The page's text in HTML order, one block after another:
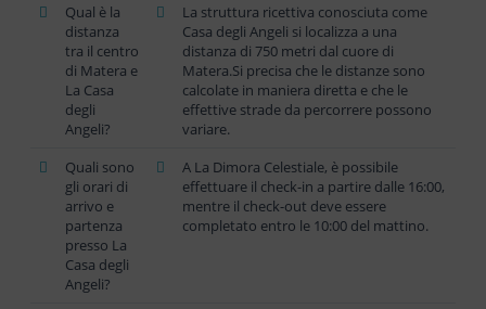
Qual è la
distanza
tra il centro
di Matera e
La Casa
degli
Angeli?
La struttura ricettiva conosciuta come
Casa degli Angeli si localizza a una
distanza di 750 metri dal cuore di
Matera.Si precisa che le distanze sono
calcolate in maniera diretta e che le
effettive strade da percorrere possono
variare.
Quali sono
gli orari di
arrivo e
partenza
presso La
Casa degli
Angeli?
A La Dimora Celestiale, è possibile
effettuare il check-in a partire dalle 16:00,
mentre il check-out deve essere
completato entro le 10:00 del mattino.